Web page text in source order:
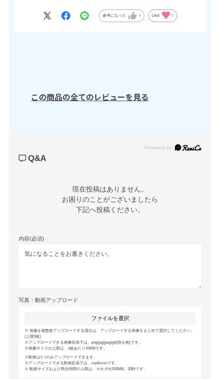
参考になった 0 Like! 0
この商品の全てのレビューを見る
Powered by
Q&A
現在投稿はありません。
お困りのことがございましたら
下記へ投稿ください。
内容(必須)
写真・動画アップロード
ファイルを選択
画像を複数枚アップロードする場合は、アップロードする画像をまとめて選択してください。
(上限5枚)
アップロードできる画像拡張子は、png/jpg/jpeg/gif(静止画)です。
画像サイズの上限は、1枚あたり10MBです。
動画は1つのみアップロードできます。
アップロードできる動画拡張子は、mp4/movです。
動画サイズおよび再生時間の上限は、それぞれ500MB、30秒です。